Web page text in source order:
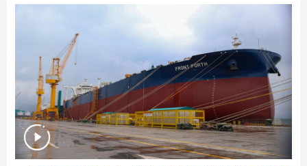
地方频道
北京 天津 河北 山西
辽宁 吉林 上海 江苏
浙江 安徽 福建 江西